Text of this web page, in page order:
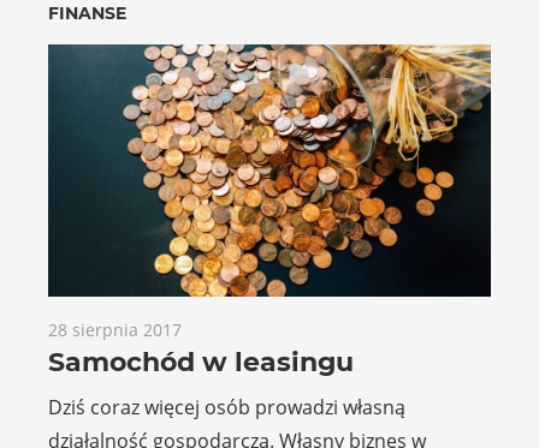
FINANSE
28 sierpnia 2017
Samochód w leasingu
Dziś coraz więcej osób prowadzi własną
działalność gospodarczą. Własny biznes w